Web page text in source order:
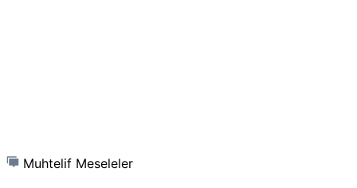
Muhtelif Meseleler